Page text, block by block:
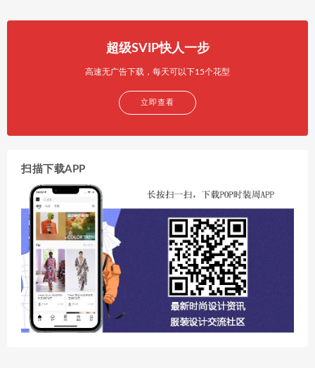
超级SVIP快人一步
高速无广告下载，每天可以下15个花型
立即查看
扫描下载APP